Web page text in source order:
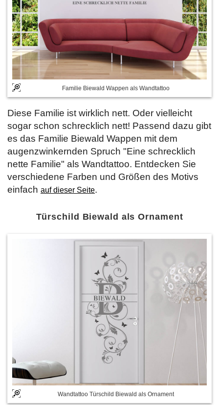
Familie Biewald Wappen als Wandtattoo
Diese Familie ist wirklich nett. Oder vielleicht
sogar schon schrecklich nett! Passend dazu gibt
es das Familie Biewald Wappen mit dem
augenzwinkernden Spruch "Eine schrecklich
nette Familie" als Wandtattoo. Entdecken Sie
verschiedene Farben und Größen des Motivs
einfach auf dieser Seite.
Türschild Biewald als Ornament
Wandtattoo Türschild Biewald als Ornament